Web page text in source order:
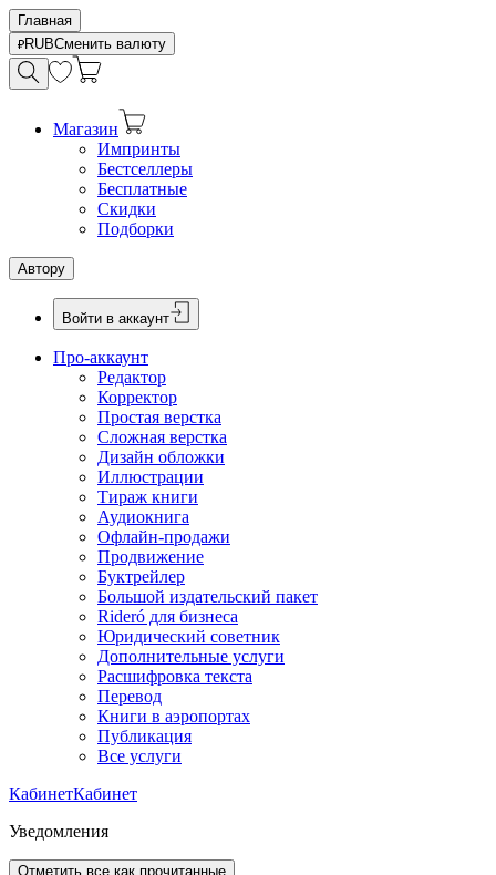
Главная
RUBСменить валюту
Магазин
Импринты
Бестселлеры
Бесплатные
Скидки
Подборки
Автору
Войти в аккаунт
Про-аккаунт
Редактор
Корректор
Простая верстка
Сложная верстка
Дизайн обложки
Иллюстрации
Тираж книги
Аудиокнига
Офлайн-продажи
Продвижение
Буктрейлер
Большой издательский пакет
Rideró для бизнеса
Юридический советник
Дополнительные услуги
Расшифровка текста
Перевод
Книги в аэропортах
Публикация
Все услуги
КабинетКабинет
Уведомления
Отметить все как прочитанные